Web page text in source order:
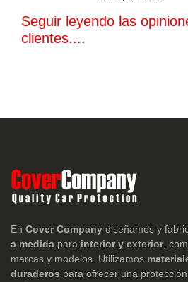
Seguir leyendo las
clientes....
En Cover Company diseñamos y
a medida para interior y exterior,
marcas y modelos. Utilizamos
duraderos para ofrecer una